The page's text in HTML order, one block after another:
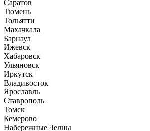
Саратов
Тюмень
Тольятти
Махачкала
Барнаул
Ижевск
Хабаровск
Ульяновск
Иркутск
Владивосток
Ярославль
Ставрополь
Томск
Кемерово
Набережные Челны